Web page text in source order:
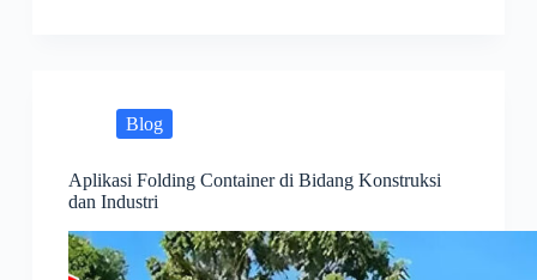
Blog
Aplikasi Folding Container di Bidang Konstruksi
dan Industri